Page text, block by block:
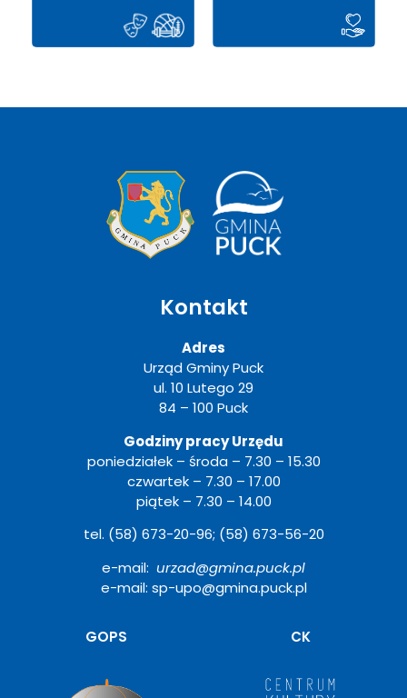
Kontakt
Adres
Urząd Gminy Puck
ul. 10 Lutego 29
84 – 100 Puck
Godziny pracy Urzędu
poniedziałek – środa – 7.30 – 15.30
czwartek – 7.30 – 17.00
piątek – 7.30 – 14.00
tel. (58) 673-20-96; (58) 673-56-20
e-mail: urzad@gmina.puck.pl
e-mail: sp-upo@gmina.puck.pl
GOPS CK